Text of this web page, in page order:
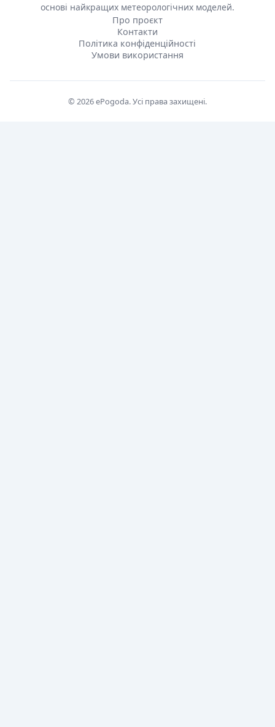
основі найкращих метеорологічних моделей.
Про проєкт
Контакти
Політика конфіденційності
Умови використання
© 2026 ePogoda. Усі права захищені.